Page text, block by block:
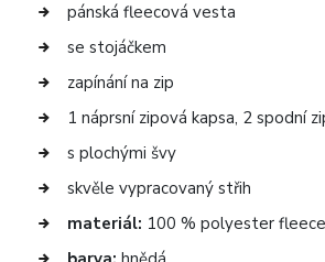
pánská fleecová vesta
se stojáčkem
zapínání na zip
1 náprsní zipová kapsa, 2 spodní
s plochými švy
skvěle vypracovaný střih
materiál: 100 % polyester